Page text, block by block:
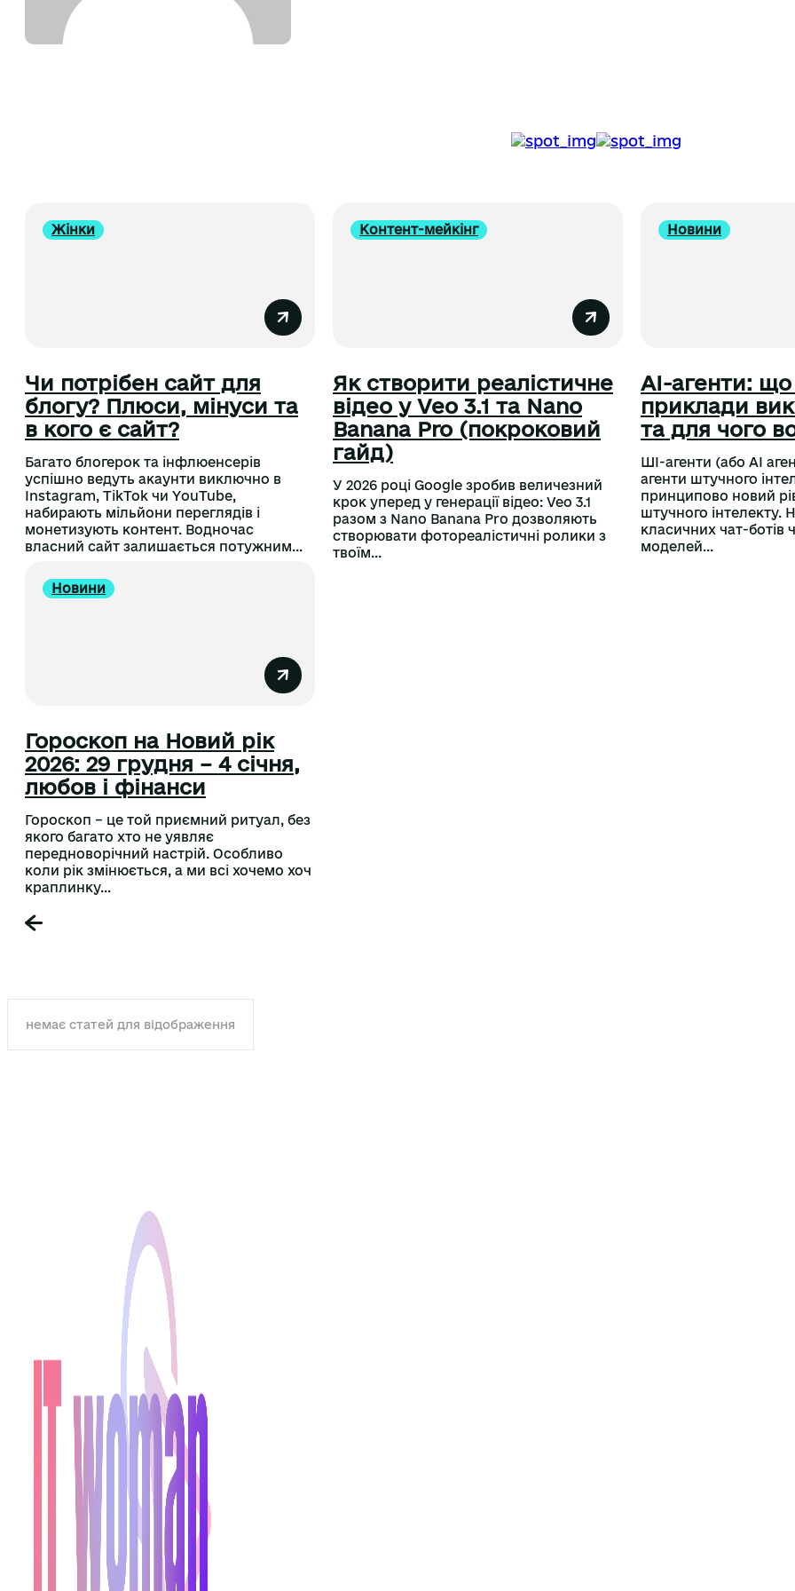
Жінки
Чи потрібен сайт для
блогу? Плюси, мінуси та
в кого є сайт?
Багато блогерок та інфлюенсерів
успішно ведуть акаунти виключно в
Instagram, TikTok чи YouTube,
набирають мільйони переглядів і
монетизують контент. Водночас
власний сайт залишається потужним...
Контент-мейкінг
Як створити реалістичне
відео у Veo 3.1 та Nano
Banana Pro (покроковий
гайд)
У 2026 році Google зробив величезний
крок уперед у генерації відео: Veo 3.1
разом з Nano Banana Pro дозволяють
створювати фотореалістичні ролики з
твоїм...
Новини
AI-агенти:
приклади
та для чого
ШІ-агенти (або AI
агенти штучного
принципово новий
штучного інтелекту.
класичних чат-ботів
моделей...
Новини
Гороскоп на Новий рік
2026: 29 грудня – 4 січня,
любов і фінанси
Гороскоп – це той приємний ритуал, без
якого багато хто не уявляє
передноворічний настрій. Особливо
коли рік змінюється, а ми всі хочемо хоч
краплинку...
немає статей для відображення